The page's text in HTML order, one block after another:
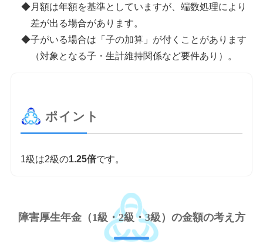
月額は年額を基準としていますが、端数処理により
差が出る場合があります。
子がいる場合は「子の加算」が付くことがあります
（対象となる子・生計維持関係など要件あり）。
ポイント
1級は2級の1.25倍です。
障害厚生年金（1級・2級・3級）の金額の考え方